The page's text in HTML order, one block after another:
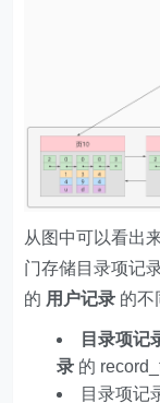
从图中可以看出
门存储目录项记
的 用户记录 的不
目录项记
录 的
目录项记